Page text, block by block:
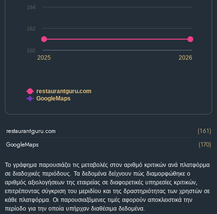
2025 2026
160
162
164
restaurantguru.com
GoogleMaps
restaurantguru.com
(161)
GoogleMaps
(170)
Το γράφημα παρουσιάζει τις μεταβολές στον αριθμό κριτικών ανά πλατφόρμα
σε διαδοχικές περιόδους. Τα δεδομένα δείχνουν πώς διαμορφώθηκε ο
αριθμός αξιολογήσεων της εταιρείας σε διαφορετικές υπηρεσίες κριτικών,
επιτρέποντας σύγκριση του μεριδίου και της δραστηριότητας των χρηστών σε
κάθε πλατφόρμα. Οι παρουσιαζόμενες τιμές αφορούν αποκλειστικά την
περίοδο για την οποία υπήρχαν διαθέσιμα δεδομένα.